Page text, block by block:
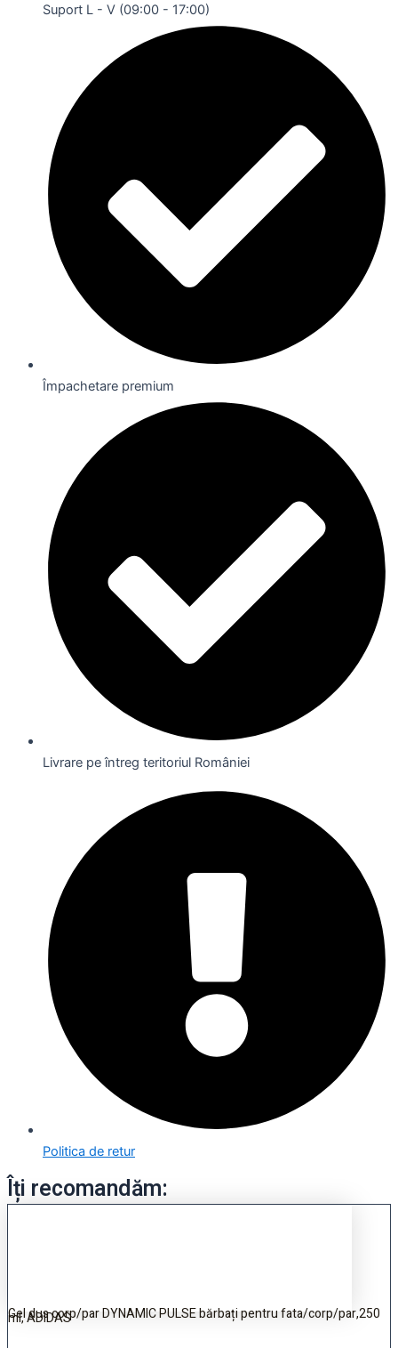
Suport L - V (09:00 - 17:00)
Împachetare premium
Livrare pe întreg teritoriul României
Politica de retur
Îți recomandăm:
Gel dus corp/par DYNAMIC PULSE bărbați pentru fata/corp/par,250
ml, ADIDAS